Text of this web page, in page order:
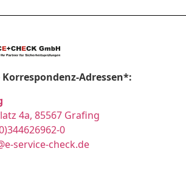
Korrespondenz-Adressen*:
4a, 85567 Grafing
0
service-check.de